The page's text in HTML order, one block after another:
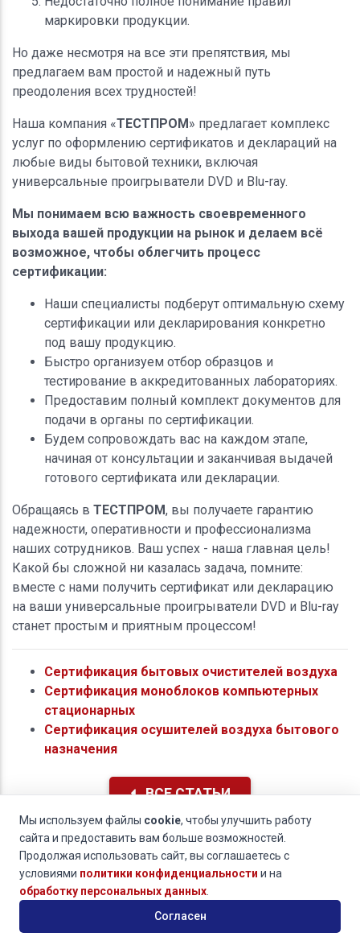
маркировки продукции.
Но даже несмотря на все эти препятствия, мы
предлагаем вам простой и надежный путь
преодоления всех трудностей!
Наша компания «ТЕСТПРОМ» предлагает комплекс
услуг по оформлению сертификатов и деклараций на
любые виды бытовой техники, включая
универсальные проигрыватели DVD и Blu-ray.
Мы понимаем всю важность своевременного
выхода вашей продукции на рынок и делаем всё
возможное, чтобы облегчить процесс
сертификации:
Наши специалисты подберут оптимальную схему
сертификации или декларирования конкретно
под вашу продукцию.
Быстро организуем отбор образцов и
тестирование в аккредитованных лабораториях.
Предоставим полный комплект документов для
подачи в органы по сертификации.
Будем сопровождать вас на каждом этапе,
начиная от консультации и заканчивая выдачей
готового сертификата или декларации.
Обращаясь в ТЕСТПРОМ, вы получаете гарантию
надежности, оперативности и профессионализма
наших сотрудников. Ваш успех - наша главная цель!
Какой бы сложной ни казалась задача, помните:
вместе с нами получить сертификат или декларацию
на ваши универсальные проигрыватели DVD и Blu-ray
станет простым и приятным процессом!
Сертификация бытовых очистителей воздуха
Сертификация моноблоков компьютерных
стационарных
Сертификация осушителей воздуха бытового
назначения
ВСЕ СТАТЬИ
Рассчитать стоимость
Имя *
Телефон *
Мы используем файлы cookie, чтобы улучшить работу
сайта и предоставить вам больше возможностей.
Продолжая использовать сайт, вы соглашаетесь с
условиями политики конфиденциальности и на
обработку персональных данных
Согласен